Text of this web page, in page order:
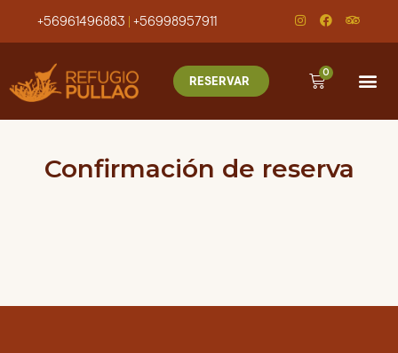
+56961496883 |+56998957911
RESERVAR
0
Confirmación de reserva